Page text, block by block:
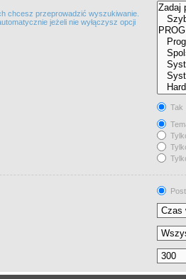
chcesz przeprowadzić wyszukiwanie.
jeżeli nie wyłączysz opcji
Tak